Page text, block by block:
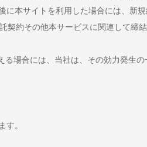
本サイトを利用した場合には、新
約その他本サービスに関連して締
場合には、当社は、その効力発生
す。